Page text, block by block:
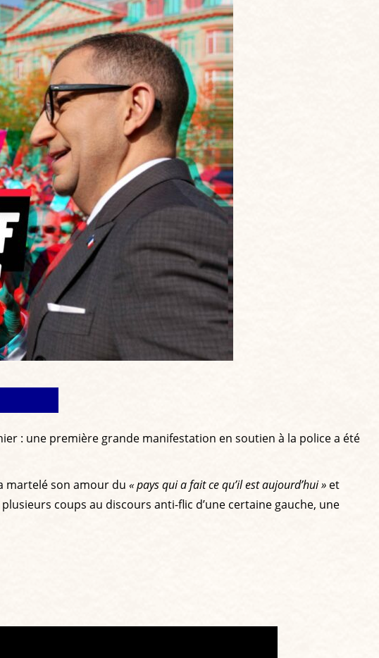
: une première grande manifestation en soutien à la police a été
martelé son amour du « pays qui a fait ce qu’il est aujourd’hui » et
coups au discours anti-flic d’une certaine gauche, une